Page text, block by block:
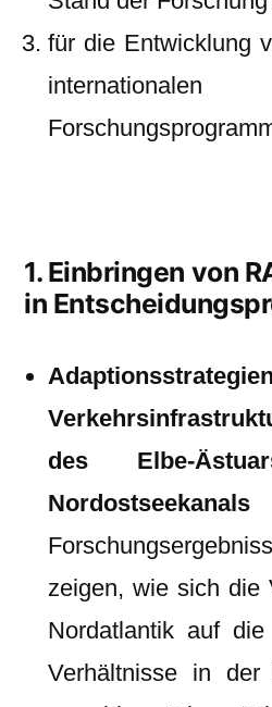
für die Entwicklung
internationalen
1. Einbringen von
in
des Elbe-
Nordostseekanals
zeigen, wie sich die
Nordatlantik auf
Verhältnisse in der